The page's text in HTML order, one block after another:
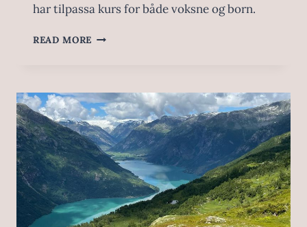
har tilpassa kurs for både voksne og born.
READ MORE